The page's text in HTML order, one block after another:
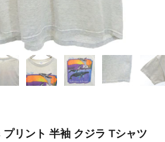
リント 半袖 クジラ Tシャツ